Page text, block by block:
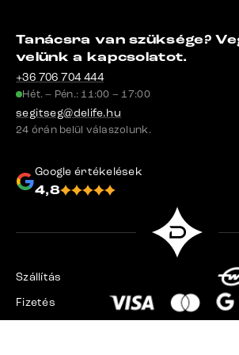
Tanácsra van szüksége?
velünk a kapcsolatot.
+36 706 704 444
Hét. – Pén.: 11:00 – 17:00
segitseg@delife.hu
24 órán belül válaszolunk.
Google értékelések
4,8
Szállítás
Fizetés